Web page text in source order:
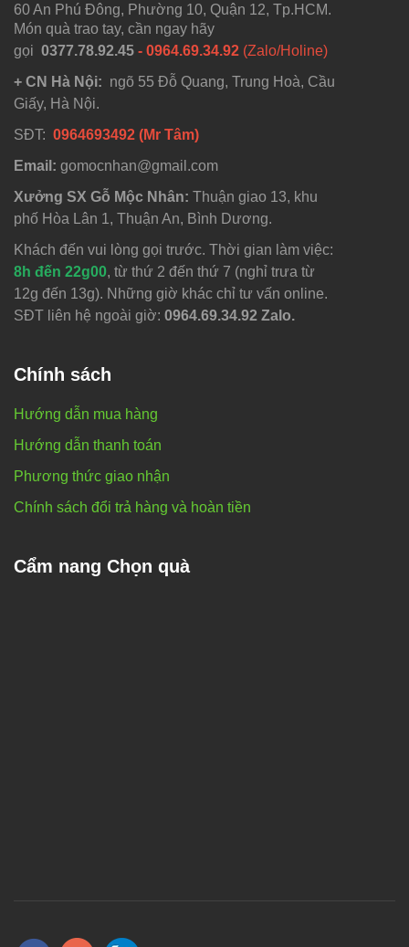
60 An Phú Đông, Phường 10, Quận 12, Tp.HCM.
Món quà trao tay, cần ngay hãy
gọi 0377.78.92.45 - 0964.69.34.92 (Zalo/Holine)
+ CN Hà Nội: ngõ 55 Đỗ Quang, Trung Hoà, Cầu
Giấy, Hà Nội.
SĐT: 0964693492 (Mr Tâm)
Email: gomocnhan@gmail.com
Xưởng SX Gỗ Mộc Nhân: Thuận giao 13, khu
phố Hòa Lân 1, Thuận An, Bình Dương.
Khách đến vui lòng gọi trước. Thời gian làm việc:
8h đến 22g00, từ thứ 2 đến thứ 7 (nghỉ trưa từ
12g đến 13g). Những giờ khác chỉ tư vấn online.
SĐT liên hệ ngoài giờ: 0964.69.34.92 Zalo.
Chính sách
Hướng dẫn mua hàng
Hướng dẫn thanh toán
Phương thức giao nhận
Chính sách đổi trả hàng và hoàn tiền
Cẩm nang Chọn quà